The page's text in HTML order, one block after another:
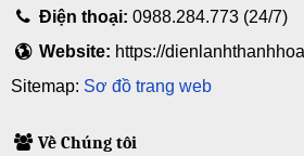
Điện thoại:0988.284.773 (24/7)
Website: https://
Sitemap: Sơ đồ trang web
Về Chúng tôi